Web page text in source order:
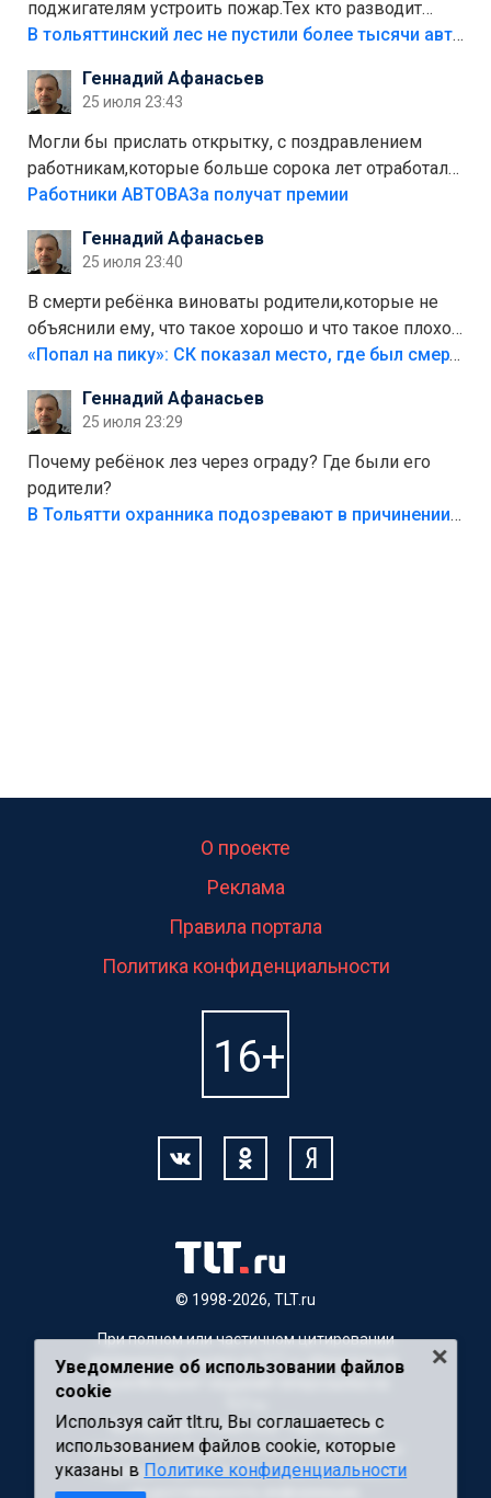
поджигателям устроить пожар.Тех кто разводит
костры,тех надо безбожно штрафовать.Камер полно
Штрафы мизерные.
В тольяттинский лес не пустили более тысячи автомобилей
Геннадий Афанасьев
25 июля 23:43
Могли бы прислать открытку, с поздравлением
работникам,которые больше сорока лет отработали
на предприятии.
Работники АВТОВАЗа получат премии
Геннадий Афанасьев
25 июля 23:40
В смерти ребёнка виноваты родители,которые не
объяснили ему, что такое хорошо и что такое плохо!
Лезть через такой забор,верх безумия,есть же
свою судьбу.
«Попал на пику»: СК показал место, где был смертельно травмирован ребенок в Тольятти
Геннадий Афанасьев
25 июля 23:29
Почему ребёнок лез через ограду? Где были его
родители?
В Тольятти охранника подозревают в причинении смерти ребенку
© 1998-2026, TLT.ru
О проекте
Реклама
Правила портала
Политика конфиденциальности
При полном или частичном цитировании
материалов, ссылка на TLT.ru обязательна.
Для Интернет-изданий гиперссылка на
Материалы с пометкой "Партнерский
материал" публикуются на правах рекламы.
Редакция сайта не несет ответственности
за достоверность информации,
Уведомление об использовании файлов
cookie
Используя сайт tlt.ru, Вы соглашаетесь с
использованием файлов cookie, которые
указаны в Политике конфиденциальности